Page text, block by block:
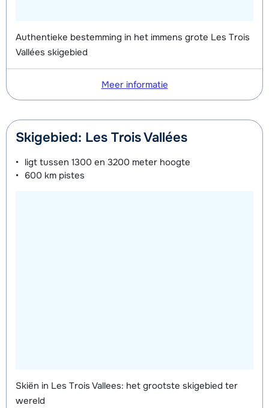
Authentieke bestemming in het immens grote Les Trois
Vallées skigebied
Meer informatie
Skigebied: Les Trois Vallées
ligt tussen 1300 en 3200 meter hoogte
600 km pistes
Skiën in Les Trois Vallees: het grootste skigebied ter
wereld